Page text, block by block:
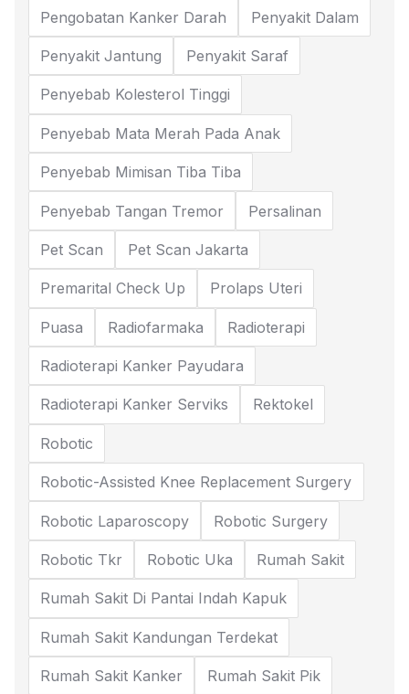
Pengobatan Kanker Darah Penyakit Dalam
Penyakit Jantung Penyakit Saraf
Penyebab Kolesterol Tinggi
Penyebab Mata Merah Pada Anak
Penyebab Mimisan Tiba Tiba
Penyebab Tangan Tremor Persalinan
Pet Scan Pet Scan Jakarta
Premarital Check Up Prolaps Uteri
Puasa Radiofarmaka Radioterapi
Radioterapi Kanker Payudara
Radioterapi Kanker Serviks Rektokel
Robotic
Robotic-Assisted Knee Replacement Surgery
Robotic Laparoscopy Robotic Surgery
Robotic Tkr Robotic Uka Rumah Sakit
Rumah Sakit Di Pantai Indah Kapuk
Rumah Sakit Kandungan Terdekat
Rumah Sakit Kanker Rumah Sakit Pik